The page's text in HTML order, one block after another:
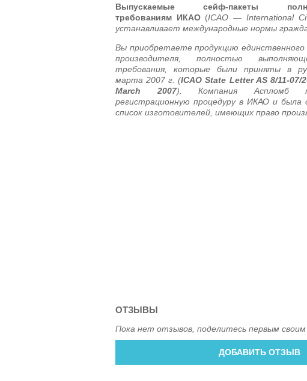
Выпускаемые сейф-пакеты
требованиям ИКАО(ICAO — International
устанавливает международные нормы
Вы приобретаете продукцию единственного
производителя, полностью
требования, которые были приняты в
марта 2007 г. (ICAO State Letter AS 8/11-
March 2007). Компания Аспломб
регистрационную процедуру в ИКАО и была
список изготовителей, имеющих право
ОТЗЫВЫ
Пока нет отзывов, поделитесь первым своим
ДОБАВИТЬ ОТЗЫВ